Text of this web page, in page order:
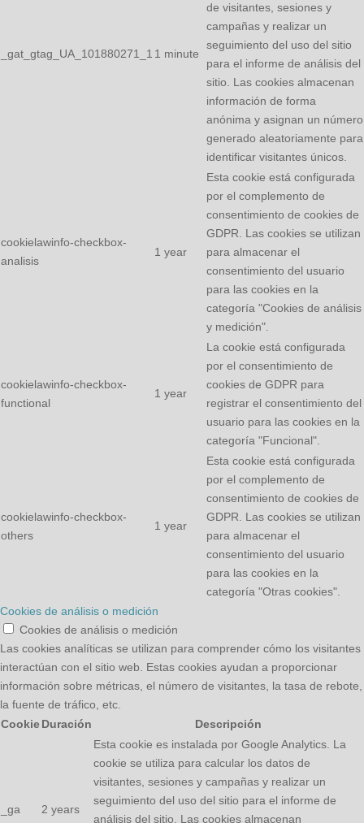
_gat_gtag_UA_101880271_1 1 minute
de visitantes, sesiones y
campañas y realizar un
seguimiento del uso del sitio
para el informe de análisis del
sitio. Las cookies almacenan
información de forma
anónima y asignan un número
generado aleatoriamente para
identificar visitantes únicos.
cookielawinfo-checkbox-
analisis
1 year
Esta cookie está configurada
por el complemento de
consentimiento de cookies de
GDPR. Las cookies se utilizan
para almacenar el
consentimiento del usuario
para las cookies en la
categoría "Cookies de análisis
y medición".
cookielawinfo-checkbox-
functional
1 year
La cookie está configurada
por el consentimiento de
cookies de GDPR para
registrar el consentimiento del
usuario para las cookies en la
categoría "Funcional".
cookielawinfo-checkbox-
others
1 year
Esta cookie está configurada
por el complemento de
consentimiento de cookies de
GDPR. Las cookies se utilizan
para almacenar el
consentimiento del usuario
para las cookies en la
categoría "Otras cookies".
Cookies de análisis o medición
Cookies de análisis o medición
Las cookies analíticas se utilizan para comprender cómo los visitantes
interactúan con el sitio web. Estas cookies ayudan a proporcionar
información sobre métricas, el número de visitantes, la tasa de rebote,
la fuente de tráfico, etc.
CookieDuración Descripción
_ga 2 years
Esta cookie es instalada por Google Analytics. La
cookie se utiliza para calcular los datos de
visitantes, sesiones y campañas y realizar un
seguimiento del uso del sitio para el informe de
análisis del sitio. Las cookies almacenan